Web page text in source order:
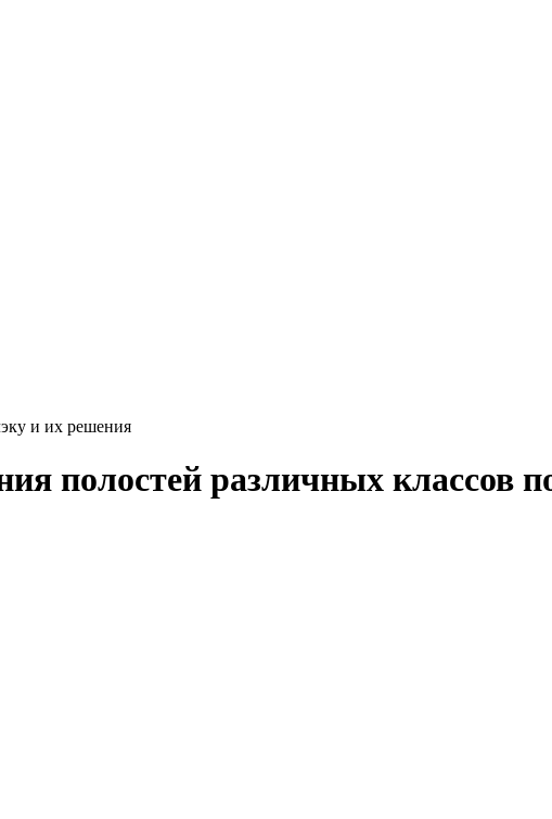
и их решения
полостей различных классов